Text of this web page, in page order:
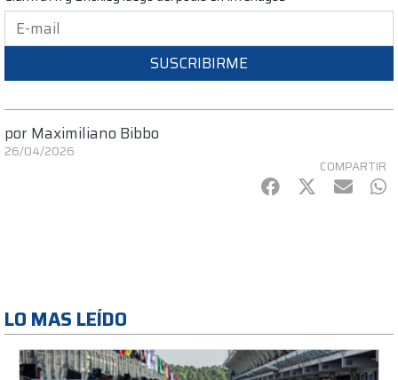
SUSCRIBIRME
por Maximiliano Bibbo
26/04/2026
COMPARTIR
Facebook
Twitter
mail
LO MAS LEÍDO